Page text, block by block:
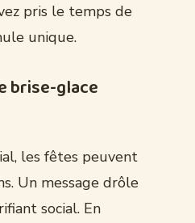
pris le temps de
unique.
brise-glace
les fêtes peuvent
Un message drôle
social. En